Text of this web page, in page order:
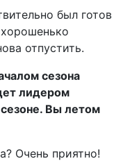
был готов
отпустить.
сезона
лидером
Вы летом
Очень приятно!